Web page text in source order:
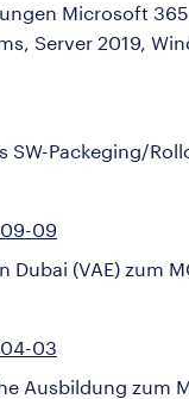
Microsoft 365
Server 2019,
SW-Packeging/
09
Dubai (VAE) zum
03
Ausbildung zum